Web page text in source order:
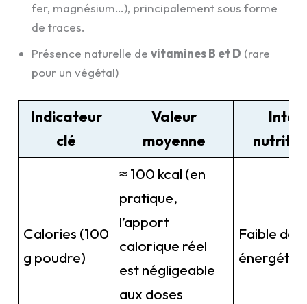
fer, magnésium…), principalement sous forme
de traces.
Présence naturelle devitamines B et D (rare
pour un végétal)
Indicateur
clé
Valeur
moyenne
Calories (100
g poudre)
≈ 100 kcal (en
pratique,
l’apport
calorique réel
est négligeable
aux doses
Faible